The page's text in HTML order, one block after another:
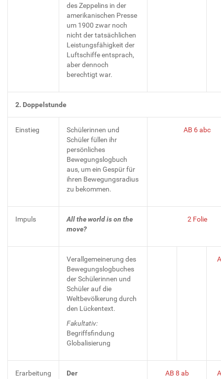
des Zeppelins in der
amerikanischen Presse
um 1900 zwar noch
nicht der tatsächlichen
Leistungsfähigkeit der
Luftschiffe entsprach,
aber dennoch
berechtigt war.
2. Doppelstunde
Einstieg
Schülerinnen und
Schüler füllen ihr
persönliches
Bewegungslogbuch
aus, um ein Gespür für
ihren Bewegungsradius
zu bekommen.
AB 6 abc
Impuls
All the world is on the
move?
2 Folie
Verallgemeinerung des
Bewegungslogbuches
der Schülerinnen und
Schüler auf die
Weltbevölkerung durch
den Lückentext.
Fakultativ:
Begriffsfindung
Globalisierung
Erarbeitung
Der
AB 8 ab